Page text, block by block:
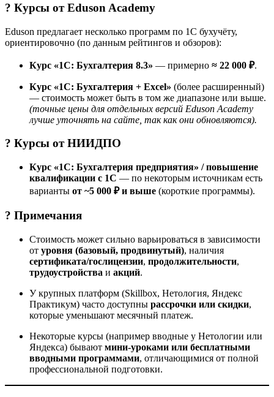
? Курсы отEduson Academy
Eduson предлагает несколько программ по 1С бухучёту,
ориентировочно (по данным рейтингов и обзоров):
Курс «1С: Бухгалтерия 8.3» — примерно ≈ 22 000 ₽.
Курс «1С: Бухгалтерия + Excel» (более расширенный)
— стоимость может быть в том же диапазоне или выше.
(точные цены для отдельных версий Eduson Academy
лучше уточнять на сайте, так как они обновляются).
? Курсы отНИИДПО
Курс «1С: Бухгалтерия предприятия» / повышение
квалификации с 1С — по некоторым источникам есть
варианты от ~5 000 ₽ и выше (короткие программы).
? Примечания
Стоимость может сильно варьироваться в зависимости
от уровня (базовый, продвинутый), наличия
сертификата/гослицензии, продолжительности,
трудоустройства и акций.
У крупных платформ (Skillbox, Нетология, Яндекс
Практикум) часто доступны рассрочки или скидки,
которые уменьшают месячный платеж.
Некоторые курсы (например вводные у Нетологии или
Яндекса) бывают мини-уроками или бесплатными
вводными программами, отличающимися от полной
профессиональной подготовки.